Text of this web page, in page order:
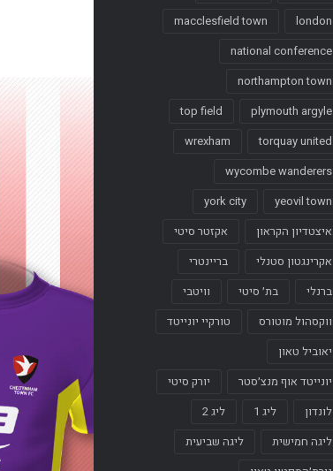
london
macclesfield town
national conference
northampton town
plymouth argyle
top field
torquay united
wrexham
wycombe wanderers
yeovil town
york city
איצטדיון הקראון
אקזטר סיטי
אקרינגטון סטנלי
בריינטרי
ברנלי
בת׳ סיטי
וויטבי
ווקסהול מוטורס
טורקיי יונייטד
יאוביל טאון
יונייטד אוף מנצ׳סטר
יורק סיטי
לונדון
ליג 1
ליג 2
ליגה חמישית
ליגה שביעית